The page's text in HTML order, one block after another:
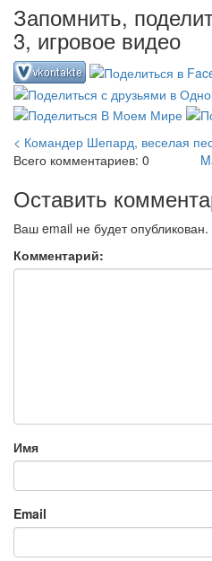
Запомнить,
3, игровое видео
< Командер Шепард, веселая
Всего комментариев: 0
Оставить
Ваш email не будет опубликован.
Комментарий:
Имя
Email